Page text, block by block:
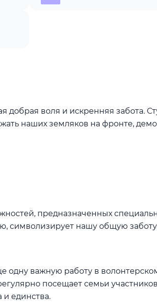
воля и искренняя забота.
наших земляков на фронте,
предназначенных
символизирует нашу общую
важную работу в
посещает семьи
единства.